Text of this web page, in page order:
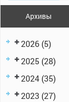
Архивы
2026 (5)
2025 (28)
2024 (35)
2023 (27)